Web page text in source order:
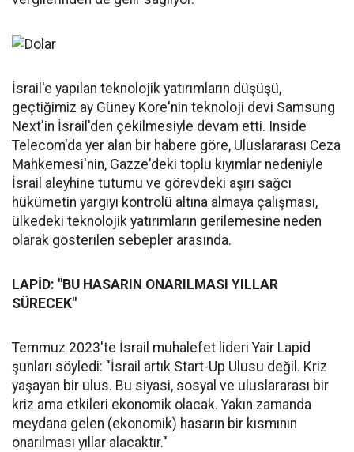
İsrail'e yapılan teknolojik yatırımların düşüşü,
geçtiğimiz ay Güney Kore'nin teknoloji devi Samsung
Next'in İsrail'den çekilmesiyle devam etti. Inside
Telecom'da yer alan bir habere göre, Uluslararası Ceza
Mahkemesi'nin, Gazze'deki toplu kıyımlar nedeniyle
İsrail aleyhine tutumu ve görevdeki aşırı sağcı
hükümetin yargıyı kontrolü altına almaya çalışması,
ülkedeki teknolojik yatırımların gerilemesine neden
olarak gösterilen sebepler arasında.
LAPİD: "BU HASARIN ONARILMASI YILLAR
SÜRECEK"
Temmuz 2023'te İsrail muhalefet lideri Yair Lapid
şunları söyledi: "İsrail artık Start-Up Ulusu değil. Kriz
yaşayan bir ulus. Bu siyasi, sosyal ve uluslararası bir
kriz ama etkileri ekonomik olacak. Yakın zamanda
meydana gelen (ekonomik) hasarın bir kısmının
onarılması yıllar alacaktır."